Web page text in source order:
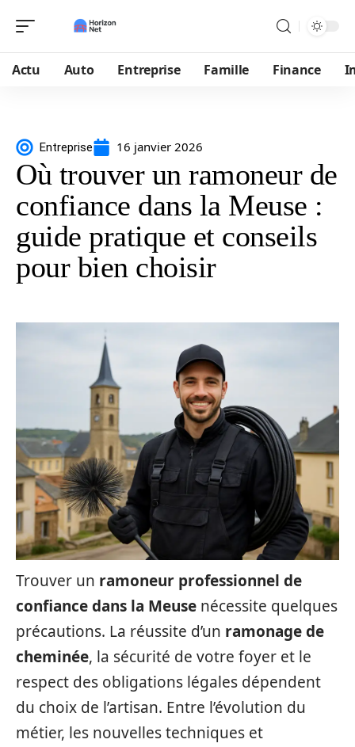
Actu Auto Entreprise Famille Finance
Entreprise 16 janvier 2026
Où trouver un ramoneur de
confiance dans la Meuse :
guide pratique et conseils
pour bien choisir
Trouver un ramoneur professionnel de
confiance dans la Meuse nécessite quelques
précautions. La réussite d’un ramonage de
cheminée, la sécurité de votre foyer et le
respect des obligations légales dépendent
du choix de l’artisan. Entre l’évolution du
métier, les nouvelles techniques et